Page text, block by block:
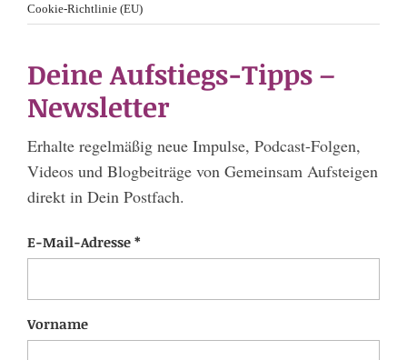
Cookie-Richtlinie (EU)
Deine Aufstiegs-Tipps –
Newsletter
Erhalte regelmäßig neue Impulse, Podcast-Folgen,
Videos und Blogbeiträge von Gemeinsam Aufsteigen
direkt in Dein Postfach.
E-Mail-Adresse *
Vorname